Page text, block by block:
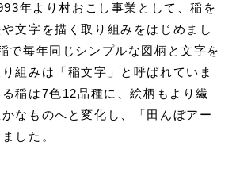
年より村おこし事業として、稲を
文字を描く取り組みをはじめまし
で毎年同じシンプルな図柄と文字を
組みは「稲文字」と呼ばれていま
稲は7色12品種に、絵柄もより繊
なものへと変化し、「田んぼアー
した。